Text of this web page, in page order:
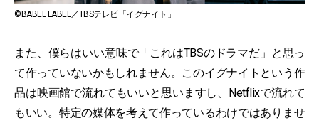
©BABEL LABEL／TBSテレビ「イグナイト」
また、僕らはいい意味で「これはTBSのドラマだ」と思っ
て作っていないかもしれません。このイグナイトという作
品は映画館で流れてもいいと思いますし、Netflixで流れて
もいい。特定の媒体を考えて作っているわけではありませ